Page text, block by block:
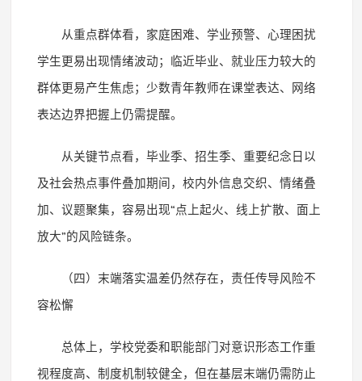
从重点群体看，家庭困难、学业预警、心理困扰
学生更易出现情绪波动；临近毕业、就业压力较大的
群体更易产生焦虑；少数青年教师在课堂表达、网络
表达边界把握上仍需提醒。
从关键节点看，毕业季、招生季、重要纪念日以
及社会热点事件叠加期间，校内外信息交织、情绪叠
加、议题聚集，容易出现“点上起火、线上扩散、面上
放大”的风险链条。
（四）末端落实温差仍然存在，责任传导风险不
容松懈
总体上，学校党委和职能部门对意识形态工作重
视程度高、制度机制较健全，但在基层末端仍需防止